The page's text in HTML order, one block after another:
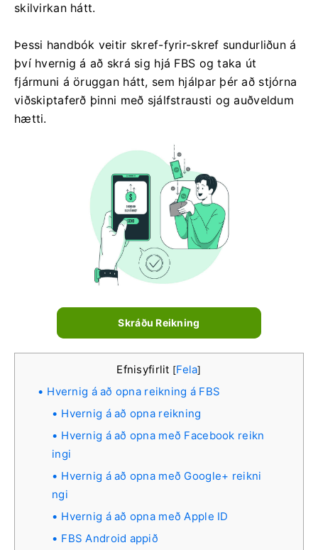
skilvirkan hátt.
Þessi handbók veitir skref-fyrir-skref sundurliðun á
því hvernig á að skrá sig hjá FBS og taka út
fjármuni á öruggan hátt, sem hjálpar þér að stjórna
viðskiptaferð þinni með sjálfstrausti og auðveldum
hætti.
Skráðu Reikning
Efnisyfirlit [Fela]
Hvernig á að opna reikning á FBS
Hvernig á að opna reikning
Hvernig á að opna með Facebook reikn
ingi
Hvernig á að opna með Google+ reikni
ngi
Hvernig á að opna með Apple ID
FBS Android appið